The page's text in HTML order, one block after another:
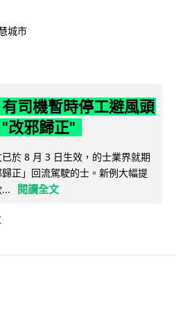
城市
司機暫時停工避風頭
改邪歸正"
於 8 月 3 日生效，的士業界就期
正」回流駕駛的士。新例大幅提
閱讀全文